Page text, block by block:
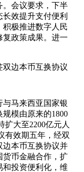
。会议要求，下半
效提升支付便利
极推进数字人民
政策成果。进一
双边本币互换协议
马来西亚国家银
模由原来的1800
扩大至2200亿元人
有效期五年，经双
边本币互换协议并
货币金融合作，扩
和投资便利化，维